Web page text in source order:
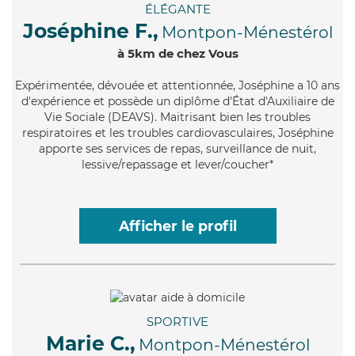
ÉLÉGANTE
Joséphine F., Montpon-Ménestérol
à 5km de chez Vous
Expérimentée, dévouée et attentionnée, Joséphine a 10 ans
d'expérience et possède un diplôme d'État d'Auxiliaire de
Vie Sociale (DEAVS). Maitrisant bien les troubles
respiratoires et les troubles cardiovasculaires, Joséphine
apporte ses services de repas, surveillance de nuit,
lessive/repassage et lever/coucher*
Afficher le profil
SPORTIVE
Marie C., Montpon-Ménestérol